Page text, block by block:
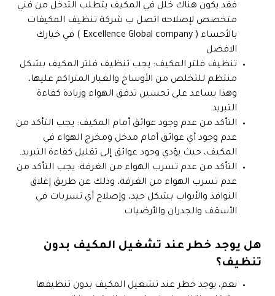
فقد يكون هناك خلل في المكيف يتطلب التدخل من فني
متخصص لإصلاحه اتصل ب شركة تنظيف المكيفات
بالأحساء ( Excellence Global company ) في خيارك
الافضل
تنظيف فلتر المكيف: يجب تنظيف فلتر المكيف بشكل
منتظم للتخلص من الأوساخ والغبار المتراكم عليها،
وهذا يساعد على تحسين تدفق الهواء وزيادة كفاءة
التبريد.
التأكد من عدم وجود عوائق أمام المكيف: يجب التأكد من
عدم وجود أي عوائق أمام مدخل ومخرج الهواء في
المكيف، حيث يؤدي وجود عوائق إلى تقليل كفاءة التبريد.
التأكد من عدم تسرب الهواء من الغرفة: يجب التأكد من
عدم تسرب الهواء من الغرفة، وذلك عن طريق إغلاق
النوافذ والأبواب بشكل جيد، وإصلاح أي تسربات في
الأسقف والجدران والأرضيات.
هل يوجد خطر عند تشغيل المكيف بدون
تنظيف؟
نعم، يوجد خطر عند تشغيل المكيف بدون تنظيفها